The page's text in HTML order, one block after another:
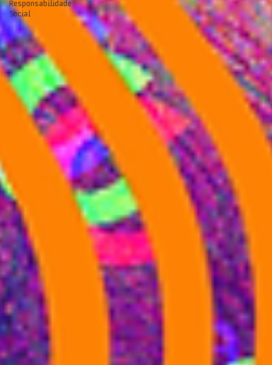
Responsabilidade
Social